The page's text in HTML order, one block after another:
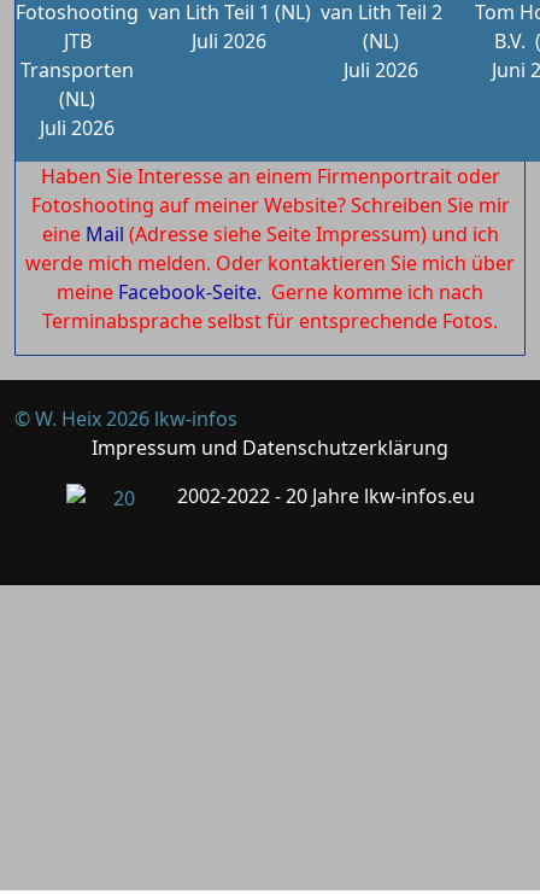
Fotoshooting
JTB
Transporten
(NL)
Juli 2026
van Lith Teil 1 (NL)
Juli 2026
van Lith Teil 2
(NL)
Juli 2026
Tom
B.V.
Juni
Haben Sie Interesse an einem Firmenportrait oder
Fotoshooting auf meiner Website? Schreiben Sie mir
eine Mail (Adresse siehe Seite Impressum) und ich
werde mich melden. Oder kontaktieren Sie mich über
meine Facebook-Seite. Gerne komme ich nach
Terminabsprache selbst für entsprechende Fotos.
© W. Heix 2026 lkw-infos
Impressum und Datenschutzerklärung
2002-2022 - 20 Jahre lkw-infos.eu